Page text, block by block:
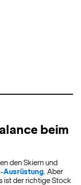
beim
den Skiern und
Ausrüstung . Aber
ist der richtige Stock